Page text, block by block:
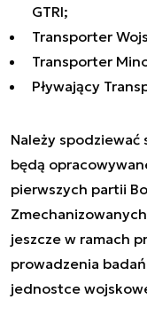
GTRI;
Transporter
Transporter
Pływający
Należy
będą
pierwszych partii
jeszcze w ramach
prowadzenia
jednostce